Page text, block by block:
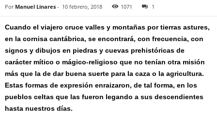
Por Manuel Linares - 10 febrero, 2018 1071 1
Cuando el viajero cruce valles y montañas por tierras astures,
en la cornisa cantábrica, se encontrará, con frecuencia, con
signos y dibujos en piedras y cuevas prehistóricas de
carácter mítico o mágico-religioso que no tenían otra misión
más que la de dar buena suerte para la caza o la agricultura.
Estas formas de expresión enraizaron, de tal forma, en los
pueblos celtas que las fueron legando a sus descendientes
hasta nuestros días.